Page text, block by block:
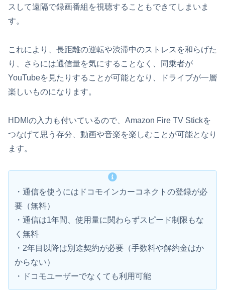
スして遠隔で録画番組を視聴することもできてしまいま
す。
これにより、長距離の運転や渋滞中のストレスを和らげた
り、さらには通信量を気にすることなく、同乗者が
YouTubeを見たりすることが可能となり、ドライブが一層
楽しいものになります。
HDMIの入力も付いているので、Amazon Fire TV Stickを
つなげて思う存分、動画や音楽を楽しむことが可能となり
ます。
・通信を使うにはドコモインカーコネクトの登録が必
要（無料）
・通信は1年間、使用量に関わらずスピード制限もな
く無料
・2年目以降は別途契約が必要（手数料や解約金はか
からない）
・ドコモユーザーでなくても利用可能